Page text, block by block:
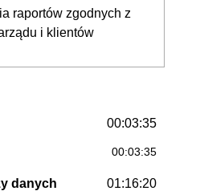
raportów zgodnych z
i klientów
00:03:35
00:03:35
danych 01:16:20